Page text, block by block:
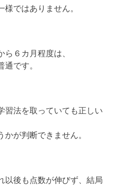
様ではありません。
ら６カ月程度は、
通です。
習法を取っていても正しい
かが判断できません。
以後も点数が伸びず、結局